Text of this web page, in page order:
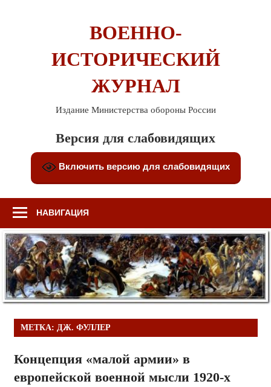
ВОЕННО-
ИСТОРИЧЕСКИЙ
ЖУРНАЛ
Издание Министерства обороны России
Версия для слабовидящих
Включить версию для слабовидящих
НАВИГАЦИЯ
МЕТКА: ДЖ. ФУЛЛЕР
Концепция «малой армии» в
европейской военной мысли 1920-х